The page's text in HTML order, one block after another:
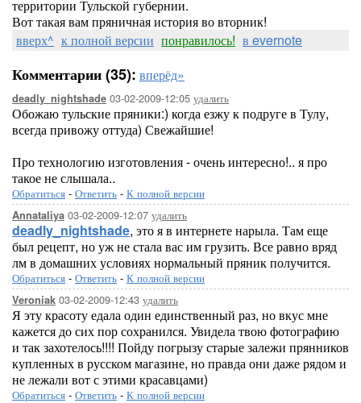
территории Тульской губернии.
Вот такая вам пряничная история во вторник!
вверх^ к полной версии понравилось! в evernote
Комментарии (35): вперёд»
deadly_nightshade 03-02-2009-12:05 удалить
Обожаю тульские пряники:) когда езжу к подруге в Тулу,
всегда привожу оттуда) Свежайшие!
Про технологию изготовления - очень интересно!.. я про
такое не слышала..
Обратиться - Ответить - К полной версии
Annataliya 03-02-2009-12:07 удалить
deadly_nightshade, это я в интернете нарыла. Там еще
был рецепт, но уж не стала вас им грузить. Все равно вряд
лм в домашних условиях нормальный пряник получится.
Обратиться - Ответить - К полной версии
Veroniak 03-02-2009-12:43 удалить
Я эту красоту едала один единственный раз, но вкус мне
кажется до сих пор сохранился. Увидела твою фотографию
и так захотелось!!!! Пойду погрызу старые залежи прянников
купленных в русском магазине, но правда они даже рядом и
не лежали вот с этими красавцами)
Обратиться - Ответить - К полной версии